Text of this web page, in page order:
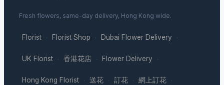
Fresh flowers, same-day delivery, Hong Kong wide.
Florist · Florist Shop · Dubai Flower Delivery ·
UK Florist · 香港花店 · Flower Delivery ·
Hong Kong Florist · 送花 · 訂花 · 網上訂花 ·